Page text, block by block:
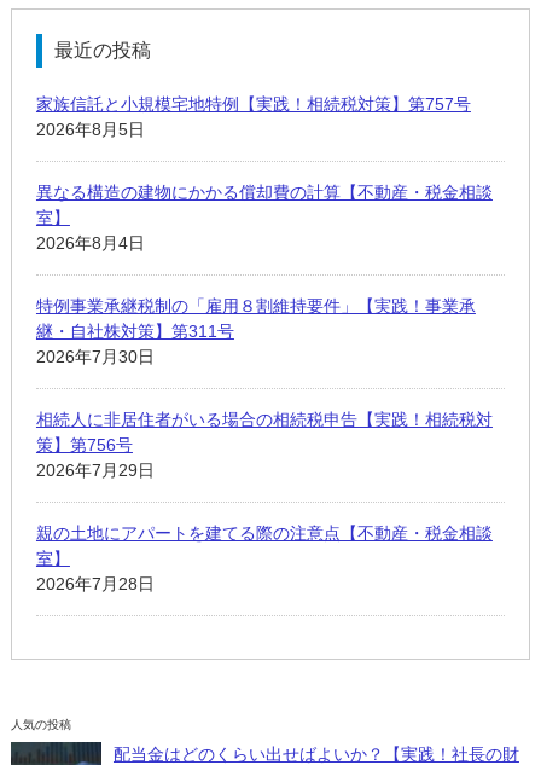
最近の投稿
家族信託と小規模宅地特例【実践！相続税対策】第757号
2026年8月5日
異なる構造の建物にかかる償却費の計算【不動産・税金相談
室】
2026年8月4日
特例事業承継税制の「雇用８割維持要件」【実践！事業承
継・自社株対策】第311号
2026年7月30日
相続人に非居住者がいる場合の相続税申告【実践！相続税対
策】第756号
2026年7月29日
親の土地にアパートを建てる際の注意点【不動産・税金相談
室】
2026年7月28日
人気の投稿
配当金はどのくらい出せばよいか？【実践！社長の財